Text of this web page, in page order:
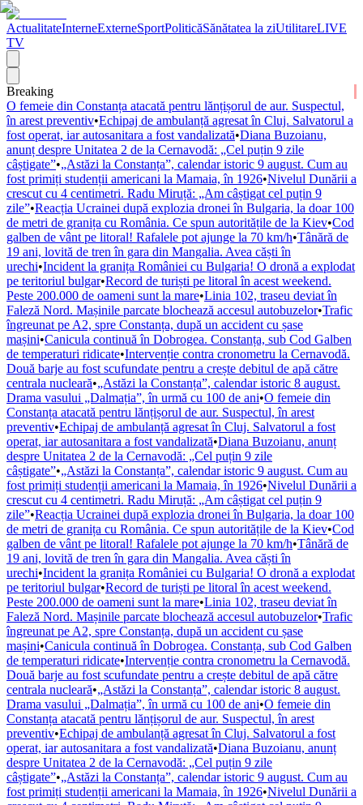
ActualitateInterneExterneSportPoliticăSănătatea la ziUtilitareLIVE
TV
Breaking
O femeie din Constanța atacată pentru lănțișorul de aur. Suspectul,
în arest preventiv•Echipaj de ambulanță agresat în Cluj. Salvatorul a
fost operat, iar autosanitara a fost vandalizată•Diana Buzoianu,
anunț despre Unitatea 2 de la Cernavodă: „Cel puțin 9 zile
câștigate”•„Astăzi la Constanța”, calendar istoric 9 august. Cum au
fost primiți studenții americani la Mamaia, în 1926•Nivelul Dunării a
crescut cu 4 centimetri. Radu Miruță: „Am câștigat cel puțin 9
zile”•Reacția Ucrainei după explozia dronei în Bulgaria, la doar 100
de metri de granița cu România. Ce spun autoritățile de la Kiev•Cod
galben de vânt pe litoral! Rafalele pot ajunge la 70 km/h•Tânără de
19 ani, lovită de tren în gara din Mangalia. Avea căști în
urechi•Incident la granița României cu Bulgaria! O dronă a explodat
pe teritoriul bulgar•Record de turiști pe litoral în acest weekend.
Peste 200.000 de oameni sunt la mare•Linia 102, traseu deviat în
Faleză Nord. Mașinile parcate blochează accesul autobuzelor•Trafic
îngreunat pe A2, spre Constanța, după un accident cu șase
mașini•Canicula continuă în Dobrogea. Constanța, sub Cod Galben
de temperaturi ridicate•Intervenție contra cronometru la Cernavodă.
Două barje au fost scufundate pentru a crește debitul de apă către
centrala nucleară•„Astăzi la Constanța”, calendar istoric 8 august.
Drama vasului „Dalmația”, în urmă cu 100 de ani•O femeie din
Constanța atacată pentru lănțișorul de aur. Suspectul, în arest
preventiv•Echipaj de ambulanță agresat în Cluj. Salvatorul a fost
operat, iar autosanitara a fost vandalizată•Diana Buzoianu, anunț
despre Unitatea 2 de la Cernavodă: „Cel puțin 9 zile
câștigate”•„Astăzi la Constanța”, calendar istoric 9 august. Cum au
fost primiți studenții americani la Mamaia, în 1926•Nivelul Dunării a
crescut cu 4 centimetri. Radu Miruță: „Am câștigat cel puțin 9
zile”•Reacția Ucrainei după explozia dronei în Bulgaria, la doar 100
de metri de granița cu România. Ce spun autoritățile de la Kiev•Cod
galben de vânt pe litoral! Rafalele pot ajunge la 70 km/h•Tânără de
19 ani, lovită de tren în gara din Mangalia. Avea căști în
urechi•Incident la granița României cu Bulgaria! O dronă a explodat
pe teritoriul bulgar•Record de turiști pe litoral în acest weekend.
Peste 200.000 de oameni sunt la mare•Linia 102, traseu deviat în
Faleză Nord. Mașinile parcate blochează accesul autobuzelor•Trafic
îngreunat pe A2, spre Constanța, după un accident cu șase
mașini•Canicula continuă în Dobrogea. Constanța, sub Cod Galben
de temperaturi ridicate•Intervenție contra cronometru la Cernavodă.
Două barje au fost scufundate pentru a crește debitul de apă către
centrala nucleară•„Astăzi la Constanța”, calendar istoric 8 august.
Drama vasului „Dalmația”, în urmă cu 100 de ani•O femeie din
Constanța atacată pentru lănțișorul de aur. Suspectul, în arest
preventiv•Echipaj de ambulanță agresat în Cluj. Salvatorul a fost
operat, iar autosanitara a fost vandalizată•Diana Buzoianu, anunț
despre Unitatea 2 de la Cernavodă: „Cel puțin 9 zile
câștigate”•„Astăzi la Constanța”, calendar istoric 9 august. Cum au
fost primiți studenții americani la Mamaia, în 1926•Nivelul Dunării a